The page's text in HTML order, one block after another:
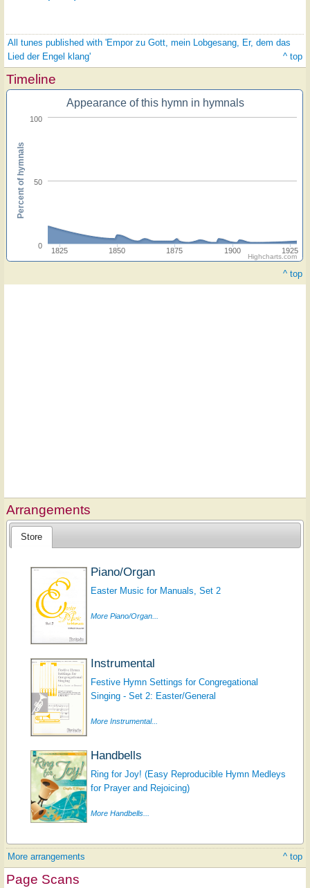
All tunes published with 'Empor zu Gott, mein Lobgesang, Er, dem das
Lied der Engel klang'
^ top
Timeline
Appearance of this hymn in hymnals
1825 1850 1875 1900 1925
0
50
100
Percent of hymnals
Highcharts.com
^ top
Arrangements
Store
Piano/Organ
Easter Music for Manuals, Set 2
More Piano/Organ...
Instrumental
Festive Hymn Settings for Congregational
Singing - Set 2: Easter/General
More Instrumental...
Handbells
Ring for Joy! (Easy Reproducible Hymn Medleys
for Prayer and Rejoicing)
More Handbells...
More arrangements ^ top
Page Scans